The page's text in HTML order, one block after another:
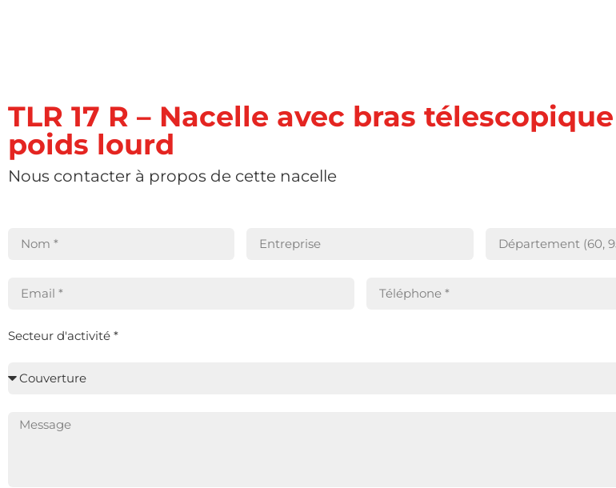
TLR 17 R – Nacelle avec bras
poids lourd
Nous contacter à propos de cette nacelle
Secteur d'activité *